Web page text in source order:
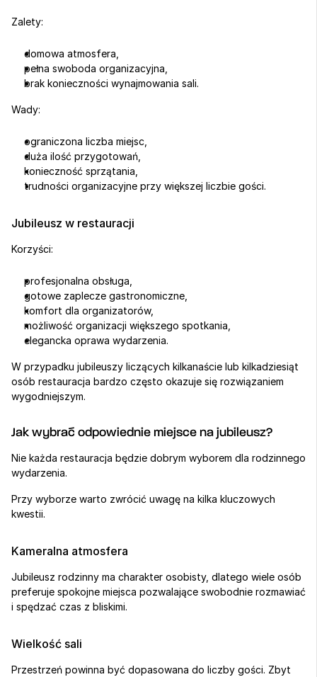
Zalety:
domowa atmosfera,
pełna swoboda organizacyjna,
brak konieczności wynajmowania sali.
Wady:
ograniczona liczba miejsc,
duża ilość przygotowań,
konieczność sprzątania,
trudności organizacyjne przy większej liczbie gości.
Jubileusz w restauracji
Korzyści:
profesjonalna obsługa,
gotowe zaplecze gastronomiczne,
komfort dla organizatorów,
możliwość organizacji większego spotkania,
elegancka oprawa wydarzenia.
W przypadku jubileuszy liczących kilkanaście lub kilkadziesiąt
osób restauracja bardzo często okazuje się rozwiązaniem
wygodniejszym.
Jak wybrać odpowiednie miejsce na jubileusz?
Nie każda restauracja będzie dobrym wyborem dla rodzinnego
wydarzenia.
Przy wyborze warto zwrócić uwagę na kilka kluczowych
kwestii.
Kameralna atmosfera
Jubileusz rodzinny ma charakter osobisty, dlatego wiele osób
preferuje spokojne miejsca pozwalające swobodnie rozmawiać
i spędzać czas z bliskimi.
Wielkość sali
Przestrzeń powinna być dopasowana do liczby gości. Zbyt